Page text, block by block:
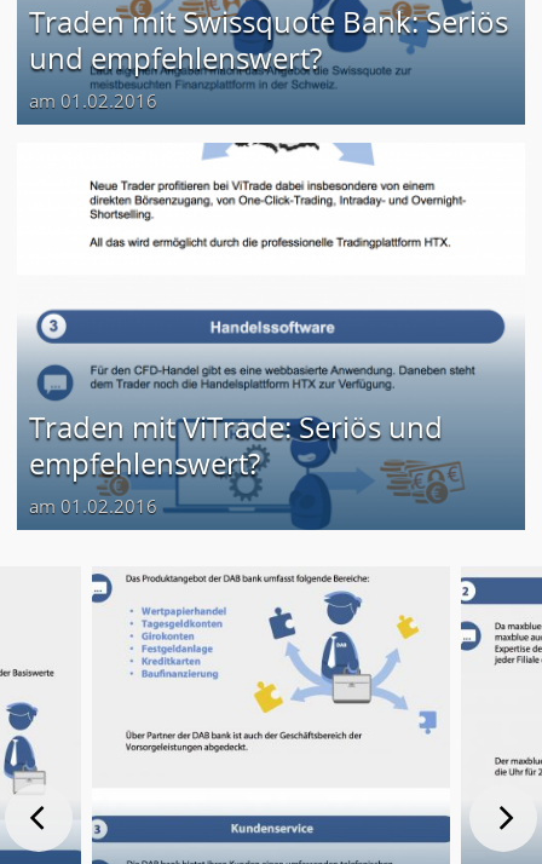
Traden mit Swissquote Bank: Seriös
und empfehlenswert?
am 01.02.2016
Traden mit ViTrade: Seriös und
empfehlenswert?
am 01.02.2016